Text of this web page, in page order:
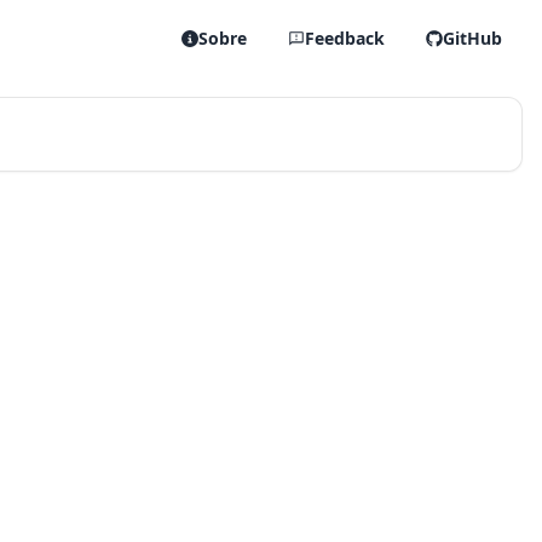
Sobre Feedback GitHub